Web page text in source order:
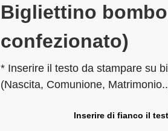
Bigliettino
confezionato)
* Inserire il testo da stampare su
(Nascita, Comunione,
Inserire di fianco il